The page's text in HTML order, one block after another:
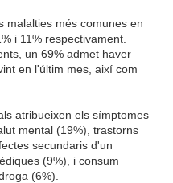
malalties més comunes en
i 11% respectivament.
un 69% admet haver
en l'últim mes, així com
atribueixen els símptomes
mental (19%), trastorns
secundaris d'un
(9%), i consum
(6%).